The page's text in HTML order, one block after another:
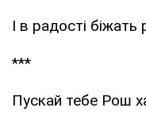
І в радості біжать
***
Пускай тебе Рош